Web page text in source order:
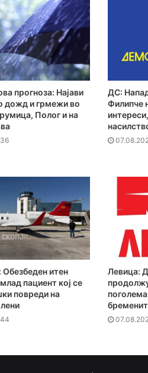
прогноза: Најави
дожд и грмежи во
Полог и на
ДС:
Филипче
Обезбеден итен
пациент кој се
повреди на
Левица: